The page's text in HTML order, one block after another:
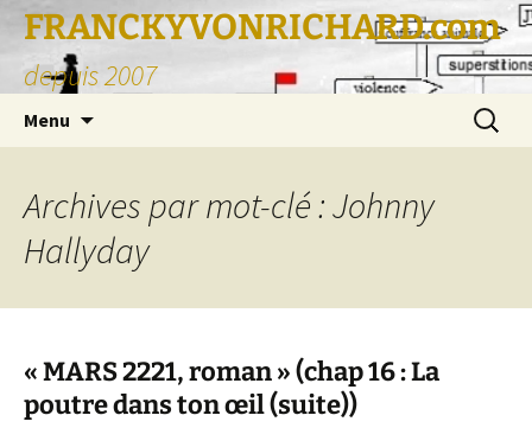
FRANCKYVONRICHARD.com
depuis 2007
Menu
Archives par mot-clé : Johnny
Hallyday
« MARS 2221, roman » (chap 16 : La
poutre dans ton œil (suite))